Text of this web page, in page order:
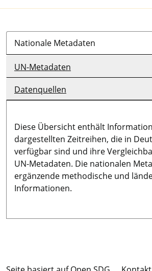
Nationale Metadaten
UN-Metadaten
Datenquellen
Diese Übersicht enthält
dargestellten Zeitreihen, die in
verfügbar sind und ihre
UN-Metadaten. Die nationalen
ergänzende methodische und
Informationen.